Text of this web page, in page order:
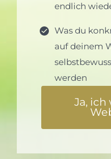
endlich
Was du
auf deinem
werden
Ja, ich